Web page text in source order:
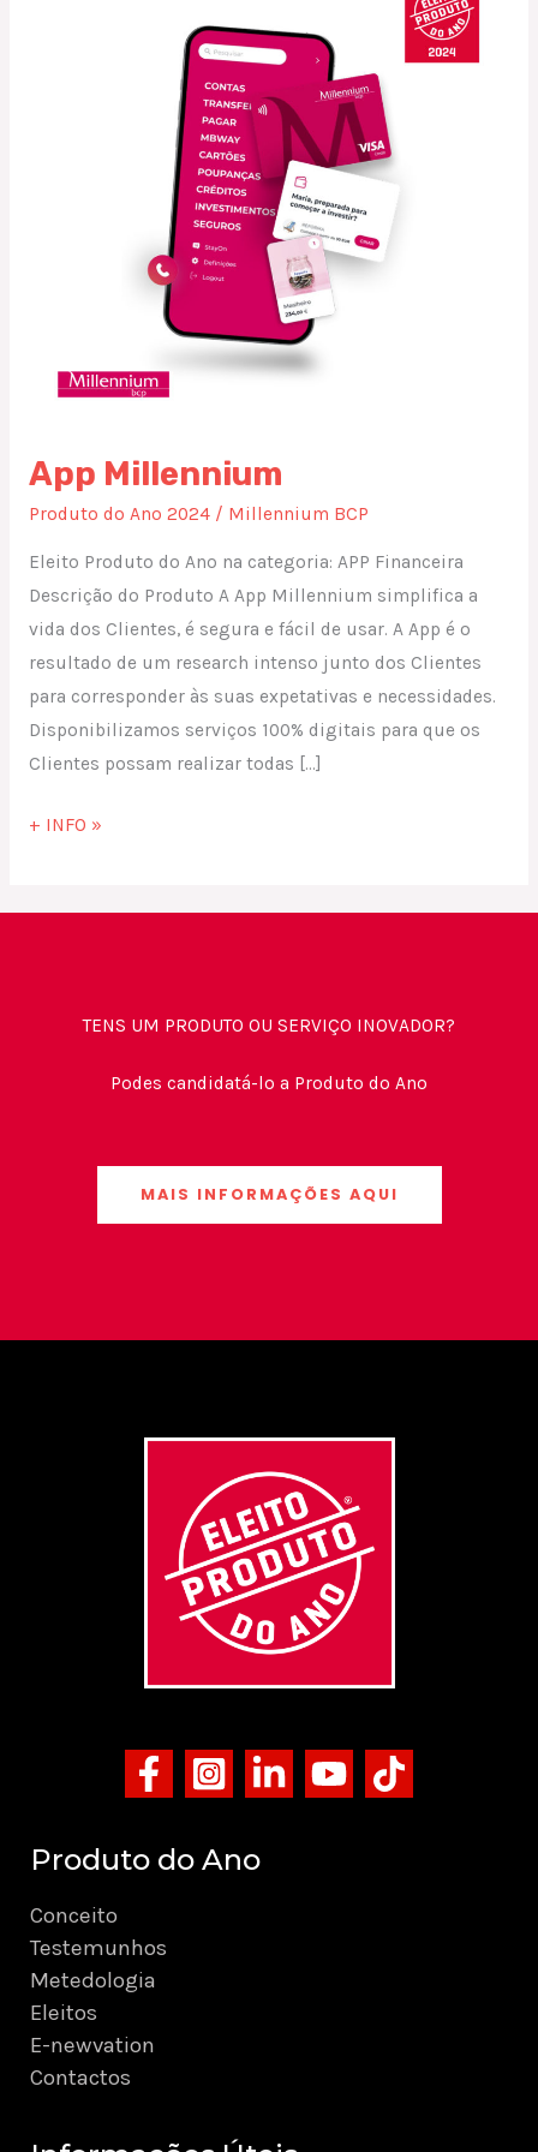
App Millennium
Produto do Ano 2024/ Millennium BCP
Eleito Produto do Ano na categoria: APP Financeira
Descrição do Produto A App Millennium simplifica a
vida dos Clientes, é segura e fácil de usar. A App é o
resultado de um research intenso junto dos Clientes
para corresponder às suas expetativas e necessidades.
Disponibilizamos serviços 100% digitais para que os
Clientes possam realizar todas […]
+ INFO »
TENS UM PRODUTO OU SERVIÇO INOVADOR?
Podes candidatá-lo a Produto do Ano
MAIS INFORMAÇÕES AQUI
Produto do Ano
Conceito
Testemunhos
Metedologia
Eleitos
E-newvation
Contactos